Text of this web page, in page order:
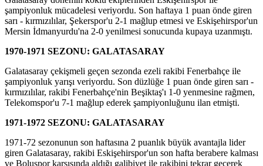
şampiyonluk mücadelesi veriyordu. Son haftaya 1 puan önde giren
sarı - kırmızılılar, Şekerspor'u 2-1 mağlup etmesi ve Eskişehirspor'un
Mersin İdmanyurdu'na 2-0 yenilmesi sonucunda kupaya uzanmıştı.
1970-1971 SEZONU: GALATASARAY
Galatasaray çekişmeli geçen sezonda ezeli rakibi Fenerbahçe ile
şampiyonluk yarışı veriyordu. Son düzlüğe 1 puan önde giren sarı -
kırmızılılar, rakibi Fenerbahçe'nin Beşiktaş'ı 1-0 yenmesine rağmen,
Telekomspor'u 7-1 mağlup ederek şampiyonluğunu ilan etmişti.
1971-1972 SEZONU: GALATASARAY
1971-72 sezonunun son haftasına 2 puanlık büyük avantajla lider
giren Galatasaray, rakibi Eskişehirspor'un son hafta berabere kalması
ve Boluspor karşısında aldığı galibiyet ile rakibini tekrar geçerek